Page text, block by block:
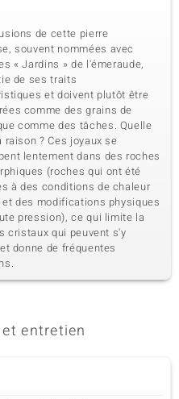
de cette pierre
souvent nommées avec
« Jardins » de l'émeraude,
de ses traits
et doivent plutôt être
comme des grains de
comme des tâches. Quelle
raison ? Ces joyaux se
lentement dans des roches
(roches qui ont été
à des conditions de chaleur
des modifications physiques
pression), ce qui limite la
cristaux qui peuvent s'y
donne de fréquentes
entretien